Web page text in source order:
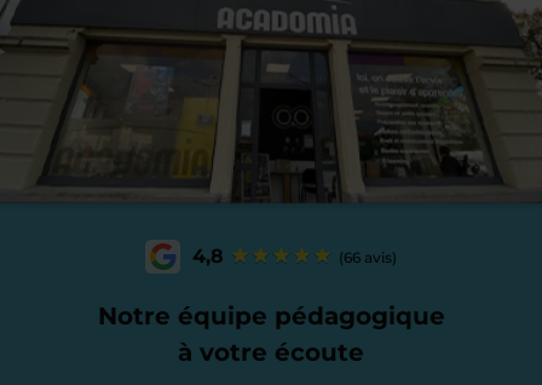
4,8 (66 avis)
Notre équipe pédagogique
à votre écoute